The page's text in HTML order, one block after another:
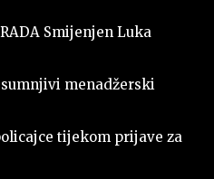
RADA Smijenjen Luka
sumnjivi menadžerski
tijekom prijave za